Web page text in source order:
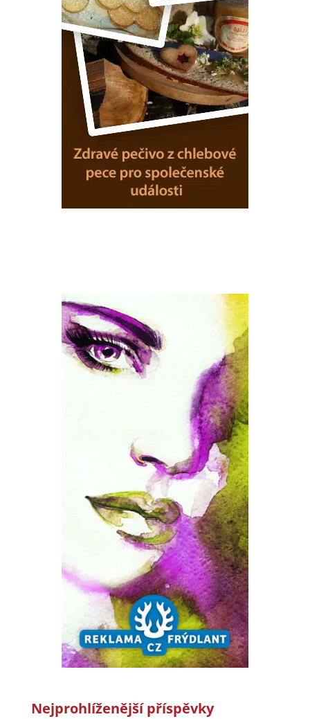
Nejprohlíženější příspěvky